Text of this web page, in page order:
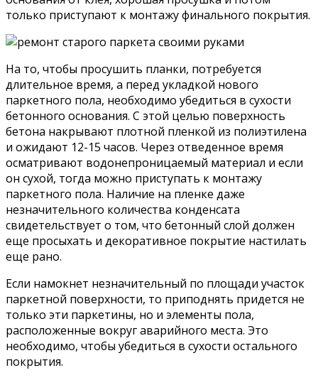
только приступают к монтажу финального покрытия.
На то, чтобы просушить планки, потребуется
длительное время, а перед укладкой нового
паркетного пола, необходимо убедиться в сухости
бетонного основания. С этой целью поверхность
бетона накрывают плотной пленкой из полиэтилена
и ожидают 12-15 часов. Через отведенное время
осматривают водонепроницаемый материал и если
он сухой, тогда можно приступать к монтажу
паркетного пола. Наличие на пленке даже
незначительного количества конденсата
свидетельствует о том, что бетонный слой должен
еще просыхать и декоративное покрытие настилать
еще рано.
Если намокнет незначительный по площади участок
паркетной поверхности, то приподнять придется не
только эти паркетины, но и элементы пола,
расположенные вокруг аварийного места. Это
необходимо, чтобы убедиться в сухости остального
покрытия.